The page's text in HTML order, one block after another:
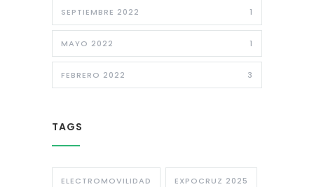
SEPTIEMBRE 2022 1
MAYO 2022 1
FEBRERO 2022 3
TAGS
ELECTROMOVILIDAD EXPOCRUZ 2025